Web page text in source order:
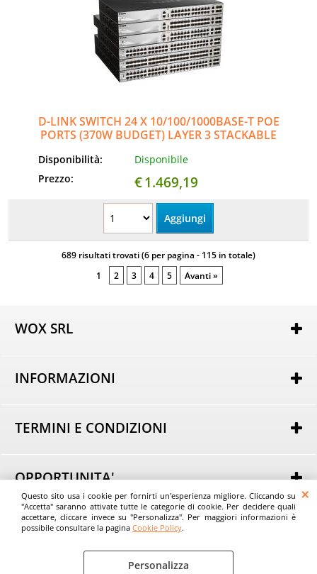
Questo sito usa i cookie per fornirti un'esperienza migliore. Cliccando su
"Accetta" saranno attivate tutte le categorie di cookie. Per decidere quali
accettare, cliccare invece su "Personalizza". Per maggiori informazioni è
possibile consultare la pagina Cookie Policy.
Personalizza
D-LINK SWITCH 24 X 10/100/1000BASE-T POE
PORTS (370W BUDGET) LAYER 3 STACKABLE
Disponibilità:
Disponibile
Prezzo:
€1.469,19
689 risultati trovati (6 per pagina - 115 in totale)
1
2 3 4 5 Avanti »
WOX SRL
COE SM21075
----
Tel. +39 0549 963801
INFORMAZIONI
Domande Frequenti
TERMINI E CONDIZIONI
Modalità di pagamento
Modalità di consegna
Spese di trasporto
Tempi di consegna
Diritti di recesso
OPPORTUNITA'
Acquista all'Ingrosso
Consigli
© Wox srl - EvoStore.it